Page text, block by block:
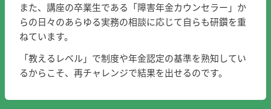
また、講座の卒業生である「障害年金カウンセラー」か
らの日々のあらゆる実務の相談に応じて自らも研鑽を重
ねています。
「教えるレベル」で制度や年金認定の基準を熟知してい
るからこそ、再チャレンジで結果を出せるのです。